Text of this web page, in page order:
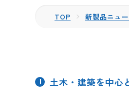
TOP 新製品ニュ
土木・建築を中心